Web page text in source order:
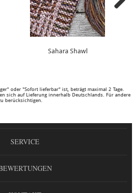
Sahara Shawl
oder "Sofort lieferbar" ist, beträgt maximal 2 Tage.
sich auf Lieferung innerhalb Deutschlands. Für andere
berücksichtigen.
SERVICE